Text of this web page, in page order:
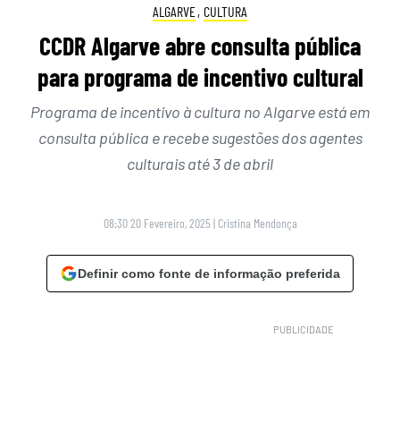
ALGARVE, CULTURA
CCDR Algarve abre consulta pública
para programa de incentivo cultural
Programa de incentivo à cultura no Algarve está em
consulta pública e recebe sugestões dos agentes
culturais até 3 de abril
08:30 20 Fevereiro, 2025 | Cristina Mendonça
Definir como fonte de informação preferida